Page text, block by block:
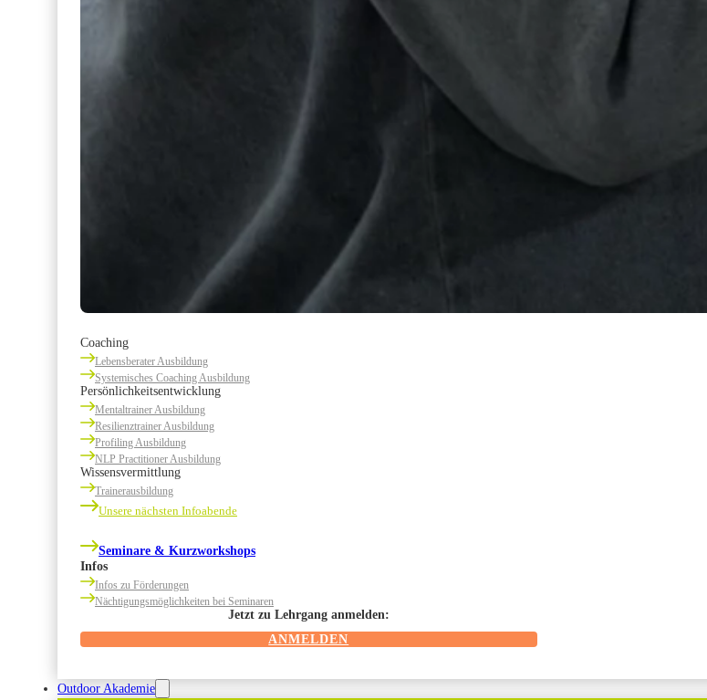
Coaching
Lebensberater Ausbildung
Systemisches Coaching Ausbildung
Persönlichkeitsentwicklung
Mentaltrainer Ausbildung
Resilienztrainer Ausbildung
Profiling Ausbildung
NLP Practitioner Ausbildung
Wissensvermittlung
Trainerausbildung
Unsere nächsten Infoabende
Seminare & Kurzworkshops
Infos
Infos zu Förderungen
Nächtigungsmöglichkeiten bei Seminaren
Jetzt zu Lehrgang anmelden:
ANMELDEN
Outdoor Akademie